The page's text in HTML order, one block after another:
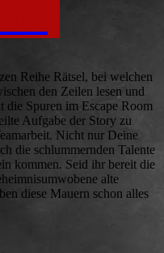
Reihe Rätsel, bei welchen
den Zeilen lesen und
die Spuren im Escape Room
Aufgabe der Story zu
Nicht nur Deine
die schlummernden Talente
kommen. Seid ihr bereit die
alte
diese Mauern schon alles